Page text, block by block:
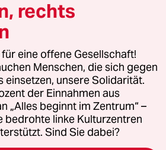
Vertriebs GmbH
rechtlichen Fragen oder für Genehmigungen
Kommune-Richtlinien
Impressum AGB
rechts
eine offene Gesellschaft!
Menschen, die sich gegen
einsetzen, unsere Solidarität.
der Einnahmen aus
„Alles beginnt im Zentrum“ –
bedrohte linke Kulturzentren
Sind Sie dabei?